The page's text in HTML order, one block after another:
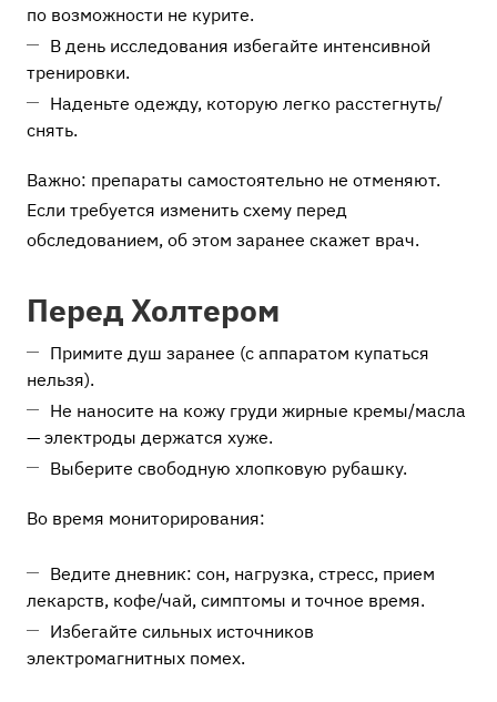
по возможности не курите.
В день исследования избегайте интенсивной
тренировки.
Наденьте одежду, которую легко расстегнуть/
снять.
Важно: препараты самостоятельно не отменяют.
Если требуется изменить схему перед
обследованием, об этом заранее скажет врач.
Перед Холтером
Примите душ заранее (с аппаратом купаться
нельзя).
Не наносите на кожу груди жирные кремы/масла
— электроды держатся хуже.
Выберите свободную хлопковую рубашку.
Во время мониторирования:
Ведите дневник: сон, нагрузка, стресс, прием
лекарств, кофе/чай, симптомы и точное время.
Избегайте сильных источников
электромагнитных помех.